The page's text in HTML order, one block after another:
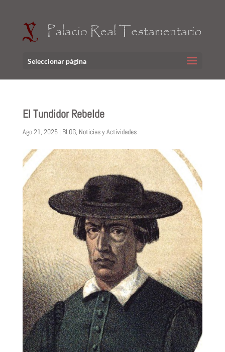
Seleccionar página
El Tundidor Rebelde
Ago 21, 2025| BLOG, Noticias y Actividades